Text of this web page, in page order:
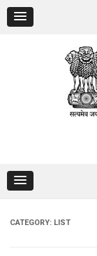
content
CATEGORY: LIST